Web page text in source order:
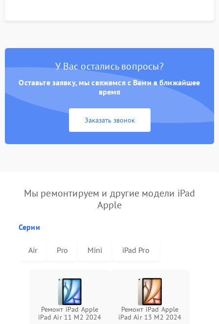
У Вас остались вопросы?
Оставьте заявку, мы свяжемся с Вами в ближайшее
время
Заказать звонок
Мы ремонтируем и другие модели iPad
Apple
Серии
Air Pro Mini iPad Pro
Ремонт iPad Apple
iPad Air 11 M2 2024
Ремонт iPad Apple
iPad Air 13 M2 2024